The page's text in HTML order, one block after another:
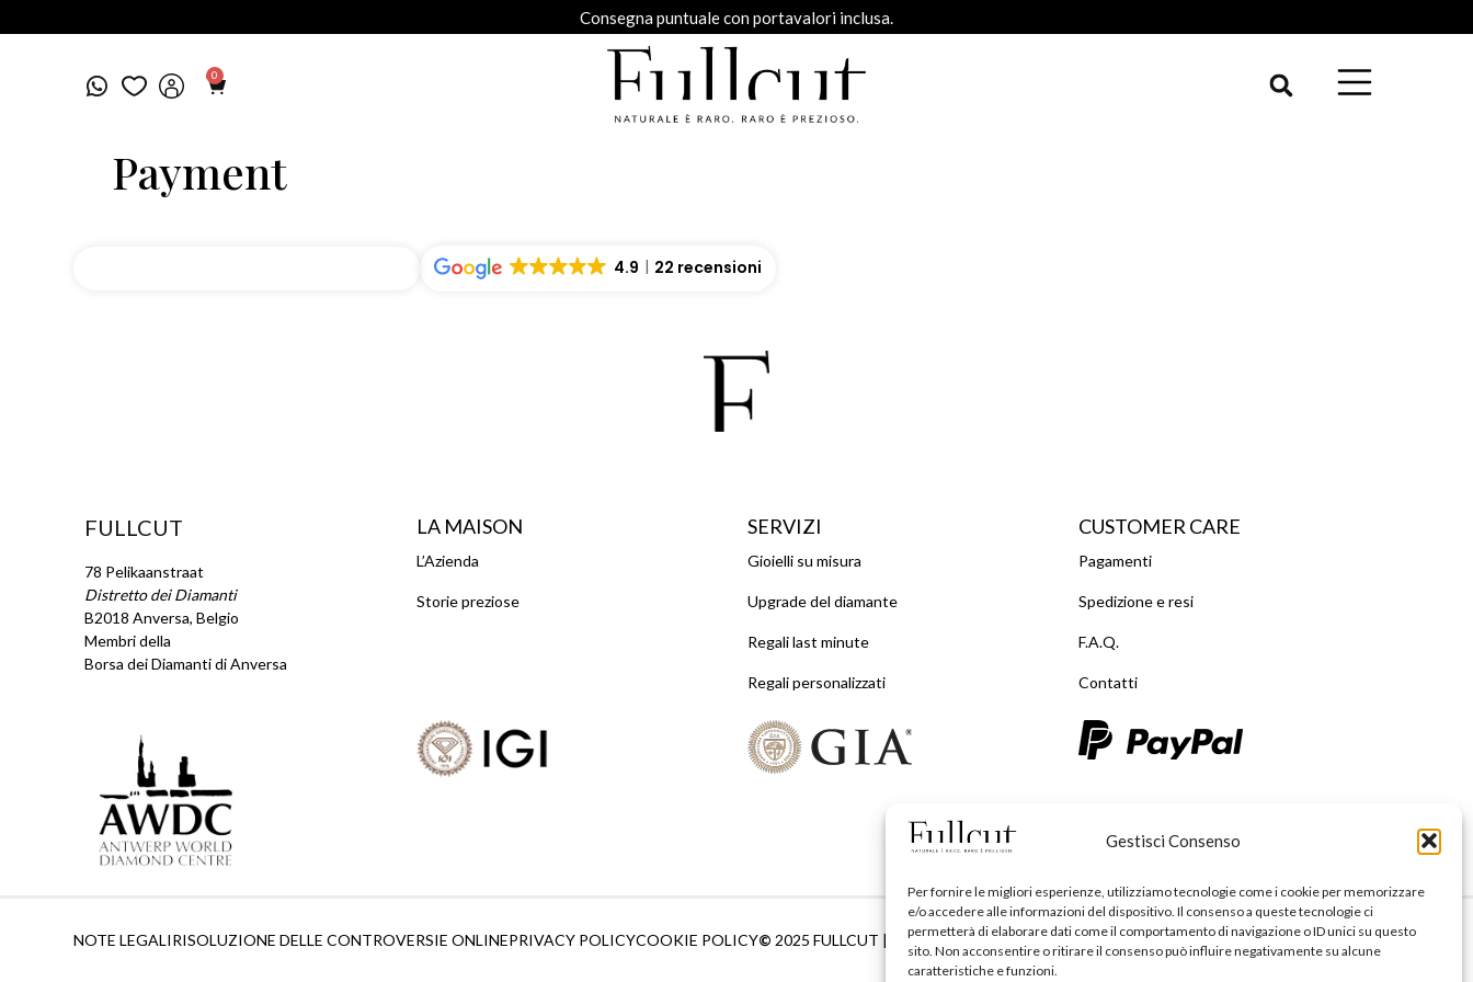
Gestisci Consenso
Per fornire le migliori esperienze, utilizziamo tecnologie come i cookie per memorizzare
e/o accedere alle informazioni del dispositivo. Il consenso a queste tecnologie ci
permetterà di elaborare dati come il comportamento di navigazione o ID unici su questo
sito. Non acconsentire o ritirare il consenso può influire negativamente su alcune
caratteristiche e funzioni.
Consegna puntuale con portavalori inclusa.
0
Payment
4.9 22 recensioni
FULLCUT
78 Pelikaanstraat
Distretto dei Diamanti
B2018 Anversa, Belgio
Membri della
Borsa dei Diamanti di Anversa
LA MAISON
L’Azienda
Storie preziose
SERVIZI
Gioielli su misura
Upgrade del diamante
Regali last minute
Regali personalizzati
CUSTOMER CARE
Pagamenti
Spedizione e resi
F.A.Q.
Contatti
NOTE LEGALIRISOLUZIONE DELLE CONTROVERSIE ONLINEPRIVACY POLICYCOOKIE POLICY© 2025 FULLCUT | P.IVA0700.963.174